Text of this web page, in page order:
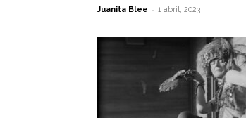
Juanita Blee - 1 abril, 2023